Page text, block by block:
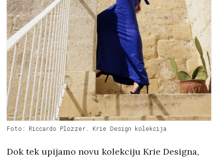
Foto: Riccardo Plozzer. Krie Design kolekcija
Dok tek upijamo novu kolekciju Krie Designa,